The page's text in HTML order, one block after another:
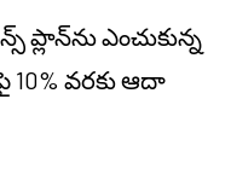
ప్లాన్‌ను ఎంచుకున్న
వరకు ఆదా